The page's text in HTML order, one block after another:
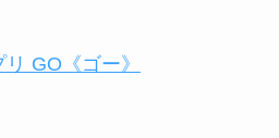
GO《ゴー》